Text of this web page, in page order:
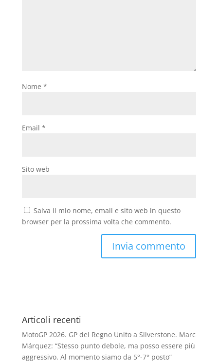
Nome *
Email *
Sito web
Salva il mio nome, email e sito web in questo
browser per la prossima volta che commento.
Articoli recenti
MotoGP 2026. GP del Regno Unito a Silverstone. Marc
Márquez: “Stesso punto debole, ma posso essere più
aggressivo. Al momento siamo da 5°-7° posto”